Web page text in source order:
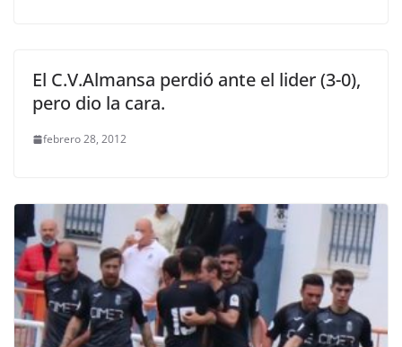
El C.V.Almansa perdió ante el lider (3-0),
pero dio la cara.
febrero 28, 2012